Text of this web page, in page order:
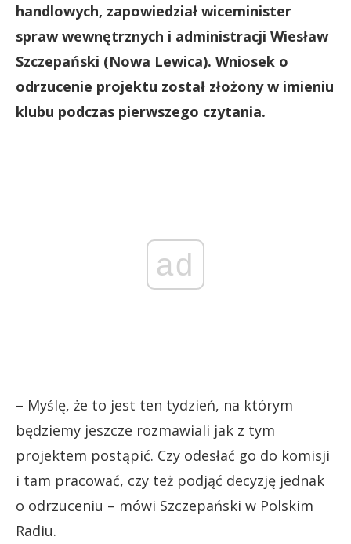
handlowych, zapowiedział wiceminister
spraw wewnętrznych i administracji Wiesław
Szczepański (Nowa Lewica). Wniosek o
odrzucenie projektu został złożony w imieniu
klubu podczas pierwszego czytania.
ad
– Myślę, że to jest ten tydzień, na którym
będziemy jeszcze rozmawiali jak z tym
projektem postąpić. Czy odesłać go do komisji
i tam pracować, czy też podjąć decyzję jednak
o odrzuceniu – mówi Szczepański w Polskim
Radiu.